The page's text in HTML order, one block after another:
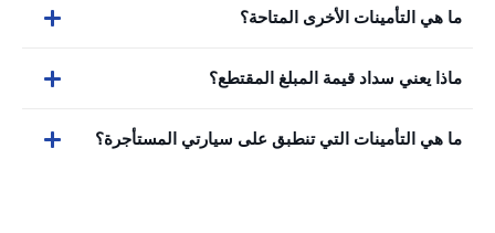
ما هي التأمينات الأخرى المتاحة؟
ماذا يعني سداد قيمة المبلغ المقتطع؟
ما هي التأمينات التي تنطبق على سيارتي المستأجرة؟